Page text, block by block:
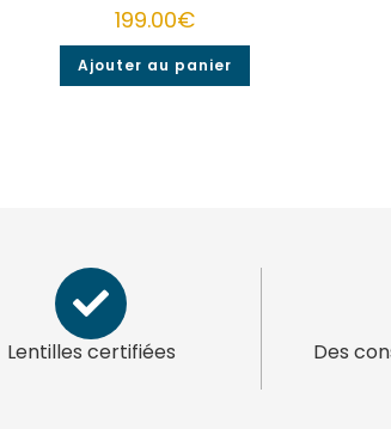
199.00€
Ajouter au panier
Lentilles certifiées Des